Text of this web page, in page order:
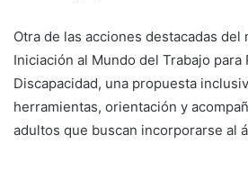
Otra de las acciones destacadas del
Iniciación al Mundo del Trabajo para
Discapacidad, una propuesta
herramientas, orientación y
adultos que buscan incorporarse al